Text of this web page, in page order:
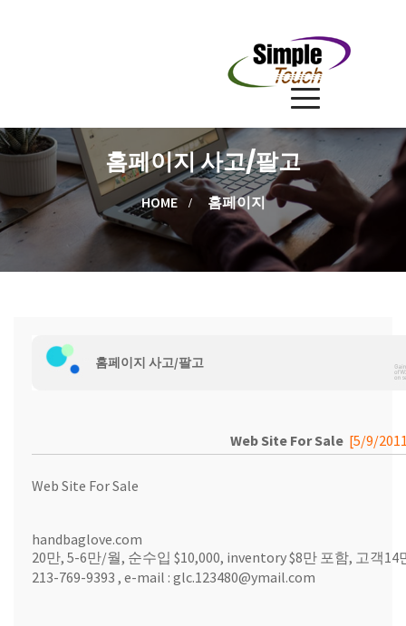
홈페이지 사고/팔고
HOME 홈페이지
홈페이지 사고/팔고
Web Site For Sale [5/9/
Web Site For Sale
handbaglove.com
20만, 5-6만/월, 순수입 $10,000, inventory $8만 포함, 고객14
213-769-9393 , e-mail : glc.123480@ymail.com